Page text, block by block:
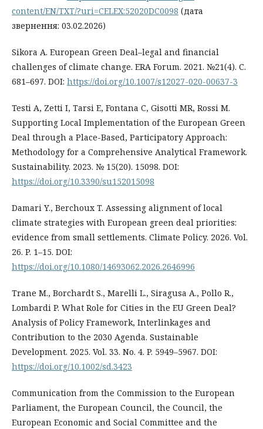
content/EN/TXT/?uri=CELEX:52020DC0098 (дата
звернення: 03.02.2026)
Sikora A. European Green Deal–legal and financial
challenges of climate change. ERA Forum. 2021. №21(4). С.
681–697. DOI: https://doi.org/10.1007/s12027-020-00637-3
Testi A, Zetti I, Tarsi E, Fontana C, Gisotti MR, Rossi M.
Supporting Local Implementation of the European Green
Deal through a Place-Based, Participatory Approach:
Methodology for a Comprehensive Analytical Framework.
Sustainability. 2023. № 15(20). 15098. DOI:
https://doi.org/10.3390/su152015098
Damari Y., Berchoux T. Assessing alignment of local
climate strategies with European green deal priorities:
evidence from small settlements. Climate Policy. 2026. Vol.
26. P. 1–15. DOI:
https://doi.org/10.1080/14693062.2026.2646996
Trane M., Borchardt S., Marelli L., Siragusa A., Pollo R.,
Lombardi P. What Role for Cities in the EU Green Deal?
Analysis of Policy Framework, Interlinkages and
Contribution to the 2030 Agenda. Sustainable
Development. 2025. Vol. 33. No. 4. P. 5949–5967. DOI:
https://doi.org/10.1002/sd.3423
Communication from the Commission to the European
Parliament, the European Council, the Council, the
European Economic and Social Committee and the